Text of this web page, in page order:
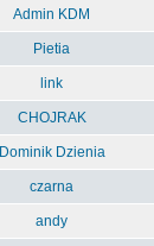
Admin KDM
Pietia
link
CHOJRAK
Dominik Dzienia
czarna
andy